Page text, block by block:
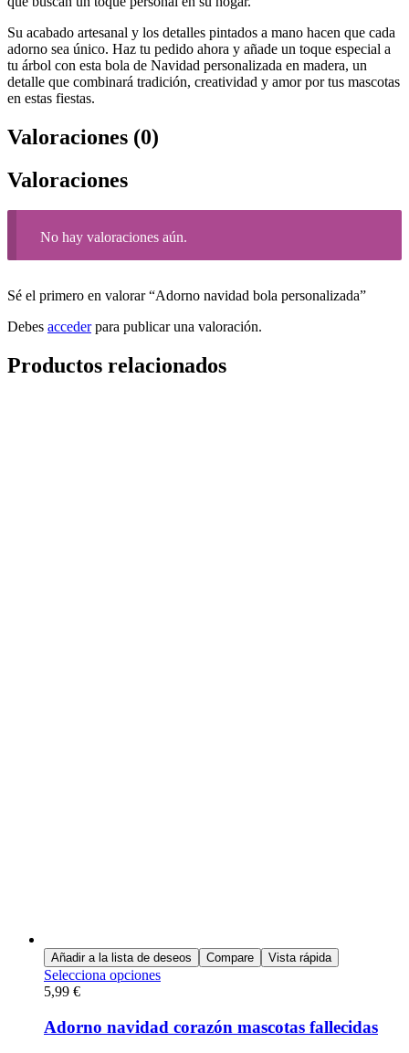
Su acabado artesanal y los detalles pintados a mano hacen que cada
adorno sea único. Haz tu pedido ahora y añade un toque especial a
tu árbol con esta bola de Navidad personalizada en madera, un
detalle que combinará tradición, creatividad y amor por tus mascotas
en estas fiestas.
Valoraciones (0)
Valoraciones
No hay valoraciones aún.
Sé el primero en valorar “Adorno navidad bola personalizada”
Debes accederpara publicar una valoración.
Productos relacionados
Añadir a la lista de deseos Compare Vista rápida
Selecciona opciones
5,99 €
Adorno navidad corazón mascotas fallecidas